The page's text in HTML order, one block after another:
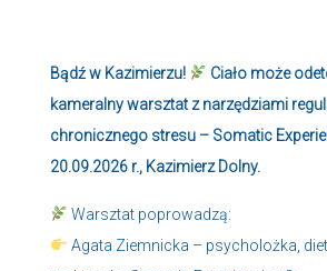
Bądź w Kazimierzu!
Ciało może
kameralny warsztat z narzędziami
chronicznego stresu – Somatic
20.09.2026 r., Kazimierz Dolny.
Warsztat poprowadzą:
Agata Ziemnicka – psycholożka,